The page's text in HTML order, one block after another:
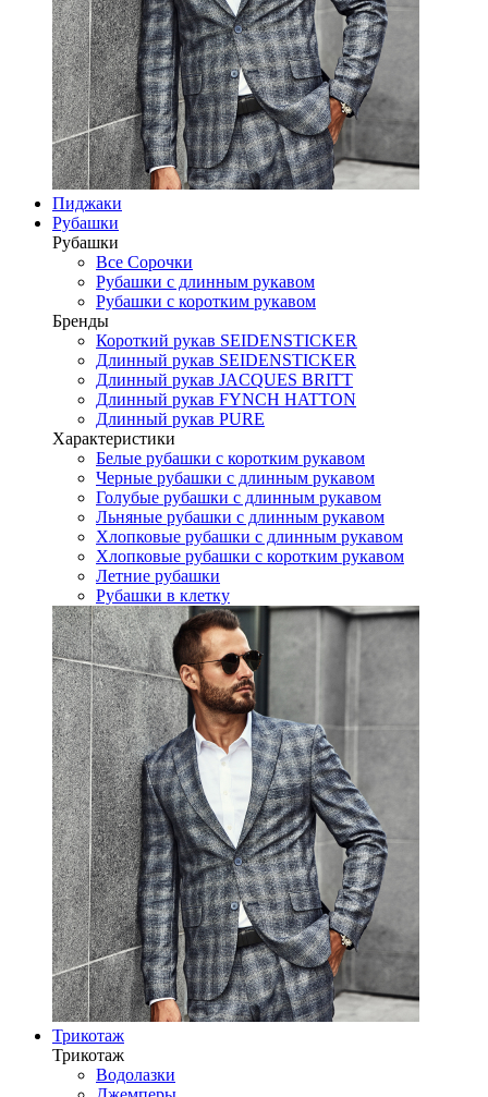
Пиджаки
Рубашки
Рубашки
Все Сорочки
Рубашки с длинным рукавом
Рубашки с коротким рукавом
Бренды
Короткий рукав SEIDENSTICKER
Длинный рукав SEIDENSTICKER
Длинный рукав JAСQUES BRITT
Длинный рукав FYNCH HATTON
Длинный рукав PURE
Характеристики
Белые рубашки с коротким рукавом
Черные рубашки с длинным рукавом
Голубые рубашки с длинным рукавом
Льняные рубашки с длинным рукавом
Хлопковые рубашки с длинным рукавом
Хлопковые рубашки с коротким рукавом
Летние рубашки
Рубашки в клетку
Трикотаж
Трикотаж
Водолазки